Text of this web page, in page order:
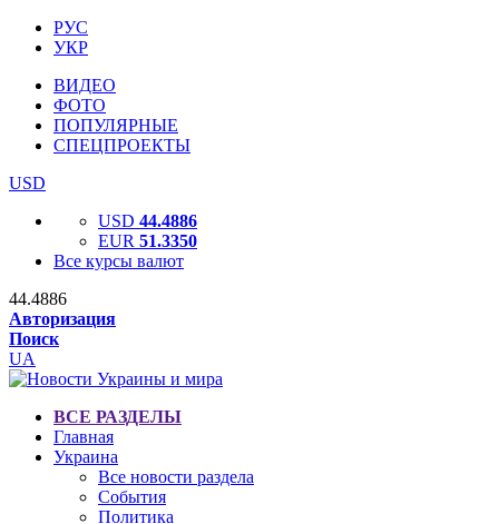
РУС
УКР
ВИДЕО
ФОТО
ПОПУЛЯРНЫЕ
СПЕЦПРОЕКТЫ
USD
USD 44.4886
EUR 51.3350
Все курсы валют
44.4886
Авторизация
Поиск
UA
ВСЕ РАЗДЕЛЫ
Главная
Украина
Все новости раздела
События
Политика